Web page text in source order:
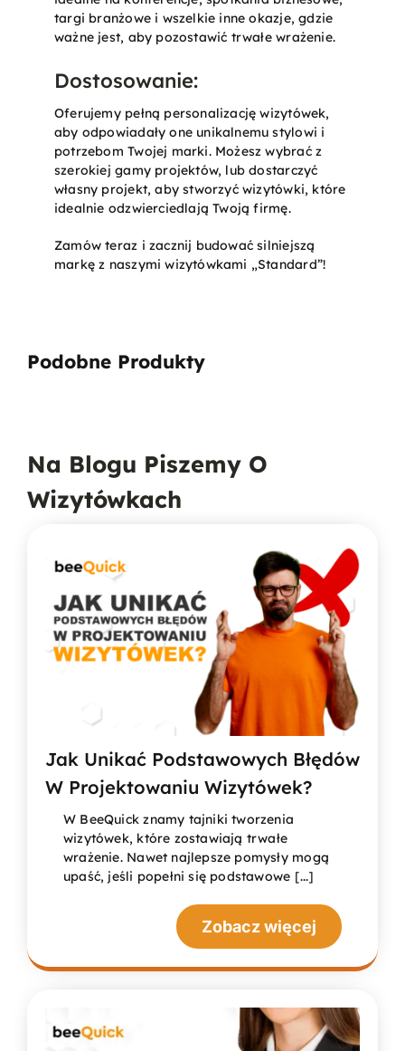
targi branżowe i wszelkie inne okazje, gdzie
ważne jest, aby pozostawić trwałe wrażenie.
Dostosowanie:
Oferujemy pełną personalizację wizytówek,
aby odpowiadały one unikalnemu stylowi i
potrzebom Twojej marki. Możesz wybrać z
szerokiej gamy projektów, lub dostarczyć
własny projekt, aby stworzyć wizytówki, które
idealnie odzwierciedlają Twoją firmę.
Zamów teraz i zacznij budować silniejszą
markę z naszymi wizytówkami „Standard”!
Podobne Produkty
Na Blogu Piszemy O
Wizytówkach
Jak Unikać Podstawowych Błędów
W Projektowaniu Wizytówek?
W BeeQuick znamy tajniki tworzenia
wizytówek, które zostawiają trwałe
wrażenie. Nawet najlepsze pomysły mogą
upaść, jeśli popełni się podstawowe [...]
Zobacz więcej